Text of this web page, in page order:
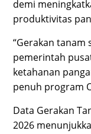
demi
produktivitas
“Gerakan
pemerintah
ketahanan
penuh program
Data Gerakan
2026